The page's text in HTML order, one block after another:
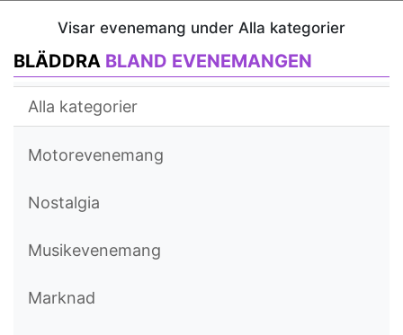
Visar evenemang under Alla kategorier
BLÄDDRA BLAND EVENEMANGEN
Alla kategorier
Motorevenemang
Nostalgia
Musikevenemang
Marknad